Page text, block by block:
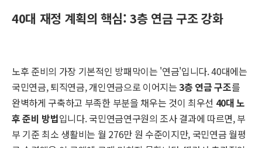
40대 재정 계획의 핵심: 3층 연금 구조 강화
노후 준비의 가장 기본적인 방패막이는 '연금'입니다. 40대에는
국민연금, 퇴직연금, 개인연금으로 이어지는3층 연금 구조를
완벽하게 구축하고 부족한 부분을 채우는 것이 최우선 40대 노
후 준비 방법입니다. 국민연금연구원의 조사 결과에 따르면, 부
부 기준 최소 생활비는 월 276만 원 수준이지만, 국민연금 월평